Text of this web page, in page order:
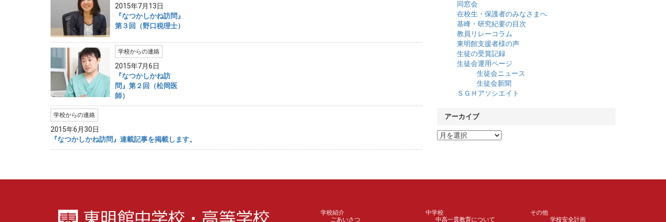
2015年7月13日
『なつかしかね訪問』
第３回（野口税理士）
学校からの連絡
2015年7月6日
『なつかしかね訪
問』第２回（松岡医
師）
学校からの連絡
2015年6月30日
『なつかしかね訪問』連載記事を掲載します。
同窓会
在校生・保護者のみなさまへ
基峰・研究紀要の目次
教員リレーコラム
東明館支援者様の声
生徒の受賞記録
生徒会運用ページ
生徒会ニュース
生徒会新聞
ＳＧＨアソシエイト
アーカイブ
ア
学校紹介
ごあいさつ
中学校
中高一貫教育について
その他
学校安全計画